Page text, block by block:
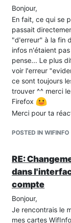
Bonjour,
En fait, ce qui se
passait
"d'erreur" à la fin
infos n'étaient
pense... Le plus
voir l'erreur
ce sont toujours
trouver ^^ merci
Firefox
Merci pour ta
POSTED IN WIFINFO
RE:
dans
compte
Bonjour,
Je rencontrais le
mes cartes